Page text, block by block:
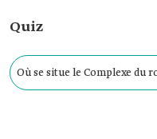
Quiz
Où se situe le Complexe du